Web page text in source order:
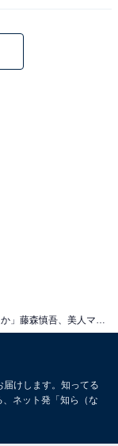
けします。知ってる
ネット発「知ら（な